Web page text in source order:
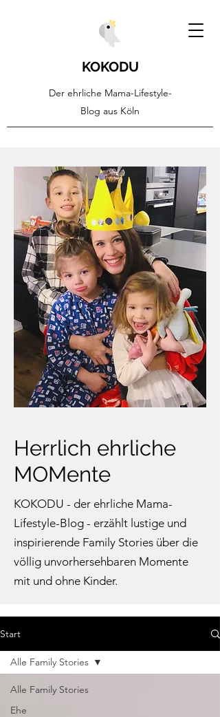
KOKODU
Der ehrliche Mama-Lifestyle-
Blog aus Köln
Herrlich ehrliche
MOMente
KOKODU - der ehrliche Mama-
Lifestyle-Blog - erzählt lustige und
inspirierende Family Stories über die
völlig unvorhersehbaren Momente
mit und ohne Kinder.
Start
Alle Family Stories
Ehe
Alle Family Stories